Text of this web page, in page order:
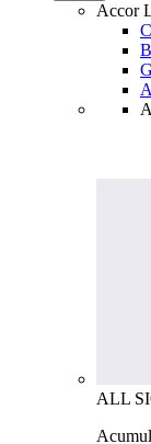
Accor
ALL